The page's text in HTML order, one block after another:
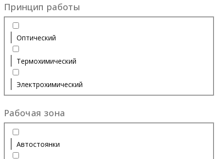
Принцип работы
Оптический
Термохимический
Электрохимический
Рабочая зона
Автостоянки